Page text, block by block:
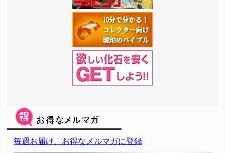
毎週お届け、お得なメルマガに登録